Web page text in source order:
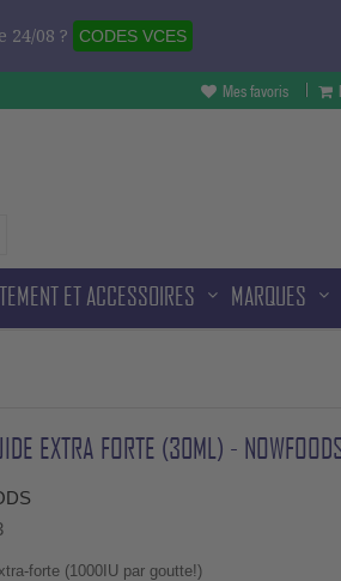
24/08 ? CODES VCES
les horaires d'ouvertures à Melun et sans frais
additionnelle.
Mes favoris
ET ACCESSOIRES MARQUES
EXTRA FORTE (30ML) -
forte (1000IU par goutte!)